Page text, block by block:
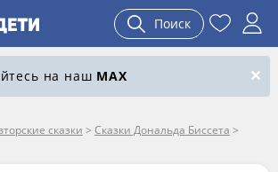
Поиск
на наш MAX
сказки > Сказки Дональда Биссета >